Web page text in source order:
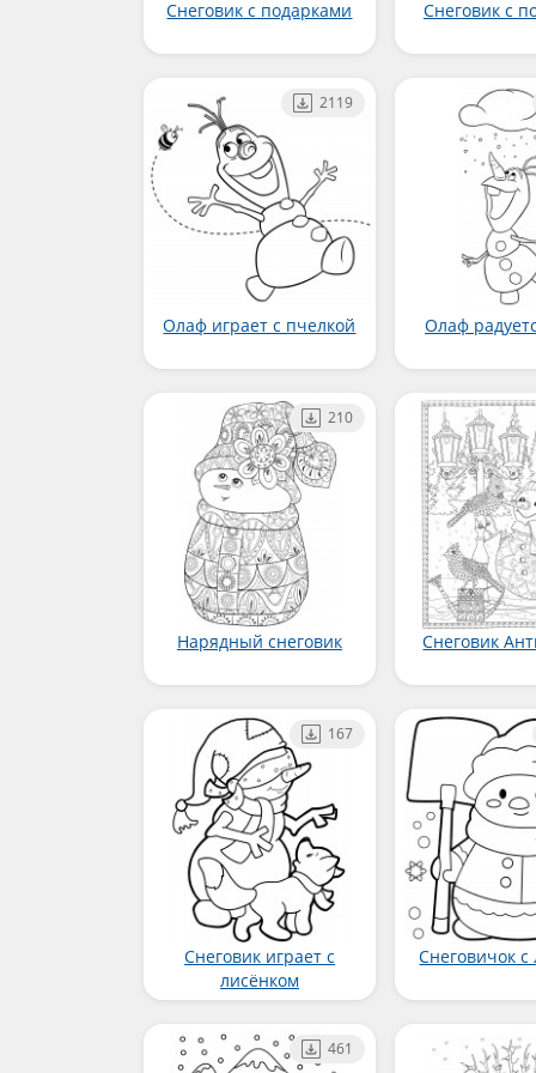
Снеговик с подарками Снеговик с
Олаф играет с пчелкой
2119
Олаф
Нарядный снеговик
210
Снеговик
Снеговик играет с
лисёнком
167
Снеговичок с
461